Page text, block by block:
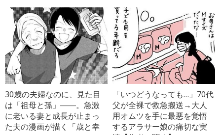
30歳の夫婦なのに、見た目
は「祖母と孫」――。急激
に老いる妻と成長が止まっ
た夫の漫画が描く「歳と幸
「いつどうなっても…」70代
父が全裸で救急搬送→大人
用オムツを手に最悪を覚悟
するアラサー娘の痛切な実